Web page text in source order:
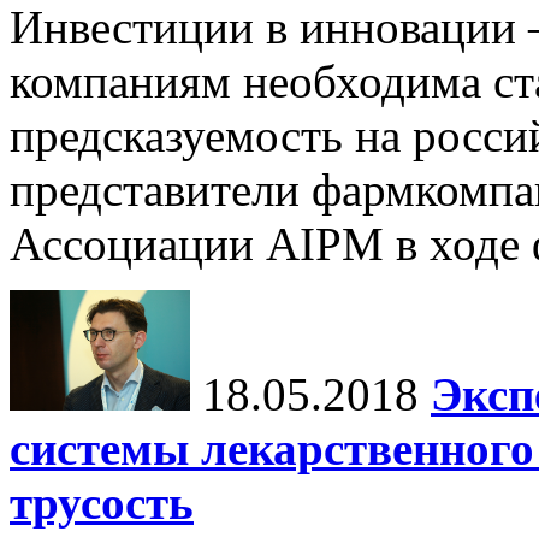
Инвестиции в
компаниям необходима
предсказуемость на
представители
Ассоциации AIPM в ходе
18.05.2018
системы
трусость